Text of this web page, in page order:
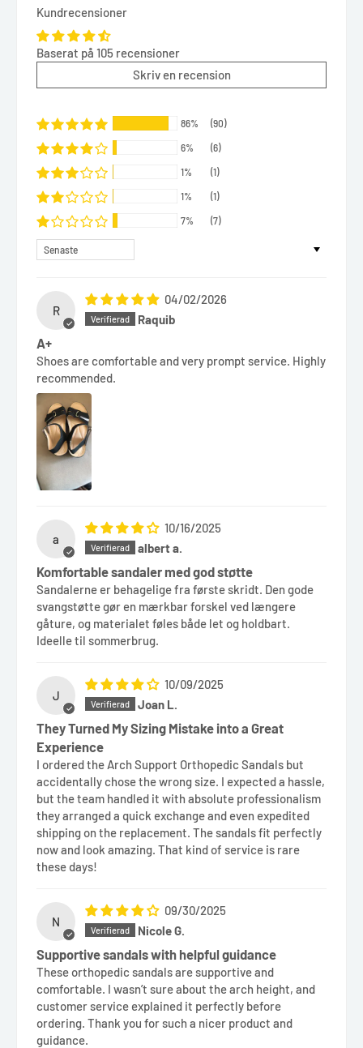
Kundrecensioner
Baserat på 105 recensioner
Skriv en recension
86% (90)
6% (6)
1% (1)
1% (1)
7% (7)
Sort by
R
04/02/2026
Raquib
A+
Shoes are comfortable and very prompt service. Highly
recommended.
a
10/16/2025
albert a.
Komfortable sandaler med god støtte
Sandalerne er behagelige fra første skridt. Den gode
svangstøtte gør en mærkbar forskel ved længere
gåture, og materialet føles både let og holdbart.
Ideelle til sommerbrug.
J
10/09/2025
Joan L.
They Turned My Sizing Mistake into a Great
Experience
I ordered the Arch Support Orthopedic Sandals but
accidentally chose the wrong size. I expected a hassle,
but the team handled it with absolute professionalism
they arranged a quick exchange and even expedited
shipping on the replacement. The sandals fit perfectly
now and look amazing. That kind of service is rare
these days!
N
09/30/2025
Nicole G.
Supportive sandals with helpful guidance
These orthopedic sandals are supportive and
comfortable. I wasn’t sure about the arch height, and
customer service explained it perfectly before
ordering. Thank you for such a nicer product and
guidance.